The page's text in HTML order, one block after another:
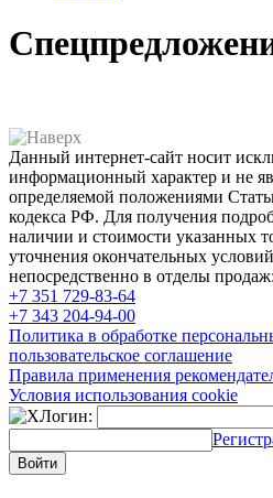
Данный интернет-сайт носит
информационный характер и не
определяемой положениями
кодекса РФ. Для получения
наличии и стоимости указанных
уточнения окончательных
непосредственно в отделы продаж:
+7 351 729-83-64
+7 343 204-94-00
Политика в обработке
пользовательское соглашение
Правила применения
Условия использования cookie
Логин: